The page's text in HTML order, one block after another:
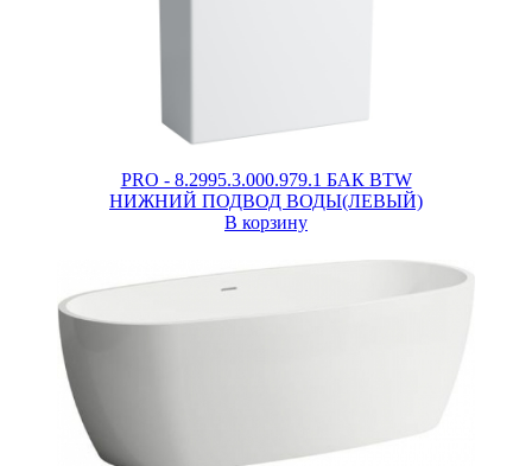
PRO - 8.2995.3.000.979.1 БАК BTW
НИЖНИЙ ПОДВОД ВОДЫ(ЛЕВЫЙ)
В корзину